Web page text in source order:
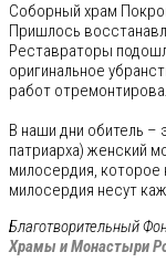
Соборный храм
Пришлось
Реставраторы
оригинальное
работ
В наши дни обитель –
патриарха) женский
милосердия, которое
милосердия несут
Благотворительный
Храмы и Монастыри